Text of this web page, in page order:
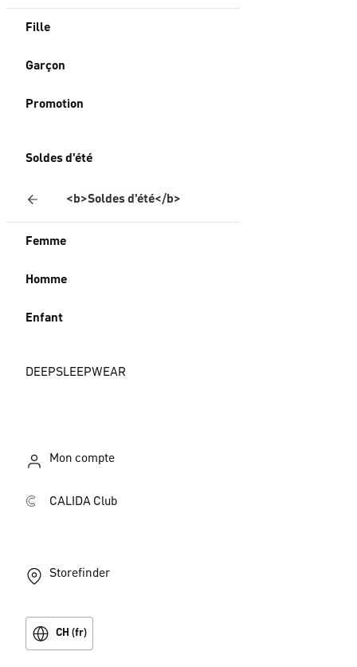
Fille
Garçon
Promotion
Soldes d'été
<b>Soldes d'été</b>
Femme
Homme
Enfant
DEEPSLEEPWEAR
Mon compte
CALIDA Club
Storefinder
CH (fr)